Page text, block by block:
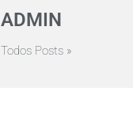
ADMIN
Todos Posts »